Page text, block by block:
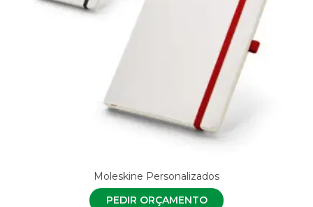
Moleskine Personalizados
PEDIR ORÇAMENTO